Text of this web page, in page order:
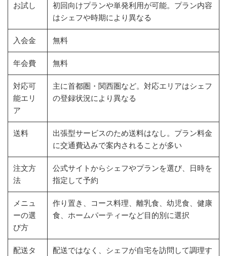
お試し
初回向けプランや単発利用が可能。プラン内容
はシェフや時期により異なる
入会金 無料
年会費 無料
対応可
能エリ
ア
主に首都圏・関西圏など。対応エリアはシェフ
の登録状況により異なる
送料
出張型サービスのため送料はなし。プラン料金
に交通費込みで案内されることが多い
注文方
法
公式サイトからシェフやプランを選び、日時を
指定して予約
メニュ
ーの選
び方
作り置き、コース料理、離乳食、幼児食、健康
食、ホームパーティーなど目的別に選択
配送タ
配送ではなく、シェフが自宅を訪問して調理す